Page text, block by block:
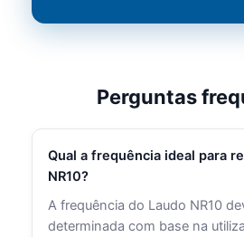
Perguntas
Qual a frequência ideal para
NR10?
A frequência do Laudo NR10
determinada com base na